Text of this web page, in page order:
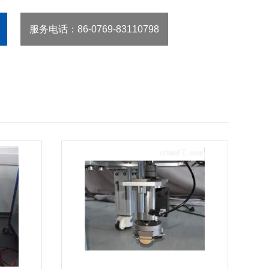
服务电话 ：86-0769-83110798